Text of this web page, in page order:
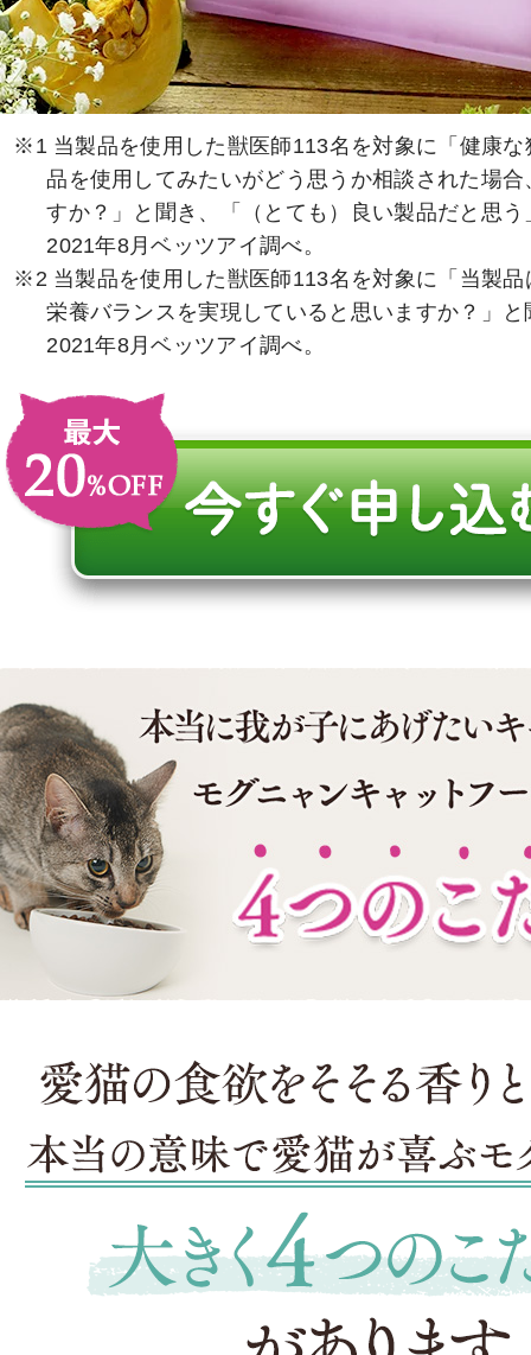
※1 当製品を使用した獣医師113名を対象に「健康な
品を使用してみたいがどう思うか相談された場
すか？」と聞き、「（とても）良い製品だと思
2021年8月ベッツアイ調べ。
※2 当製品を使用した獣医師113名を対象に「当製品
栄養バランスを実現していると思いますか？」と
2021年8月ベッツアイ調べ。